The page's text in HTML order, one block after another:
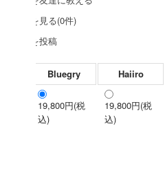
レビューを見る(0件)
レビューを投稿
Bluegry Haiiro
19,800円(税
込)
19,800円(税
込)